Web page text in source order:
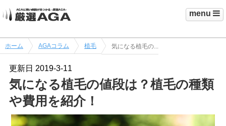
menu
ホーム AGAコラム 植毛 気になる植毛の...
更新日 2019-3-11
気になる植毛の値段は？植毛の種類
や費用を紹介！